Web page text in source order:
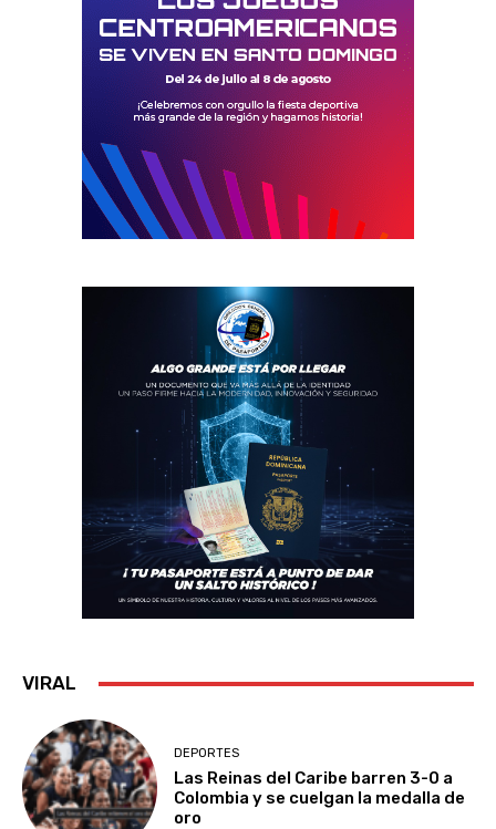
VIRAL
DEPORTES
Las Reinas del Caribe barren 3-0 a
Colombia y se cuelgan la medalla de
oro